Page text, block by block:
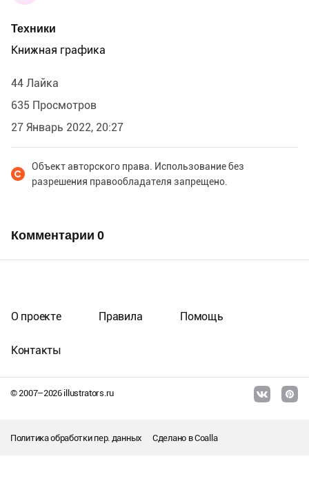
Техники
Книжная графика
44 Лайка
635 Просмотров
27 Январь 2022, 20:27
Объект авторского права. Использование без
разрешения правообладателя запрещено.
Комментарии 0
© 2007–2026illustrators.ru
О проекте Правила Помощь
Контакты
Политика обработки пер. данных Сделано вCoalla